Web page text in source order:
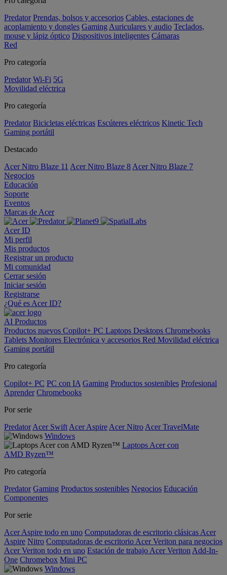
Predator Prendas, bolsos y accesorios Cables, estaciones de
acoplamiento y dongles Gaming Auriculares y audio Teclados,
mouse y lápiz óptico Dispositivos inteligentes Cámaras
Red
Pro categoría
Predator Wi-Fi 5G
Movilidad eléctrica
Pro categoría
Predator Bicicletas eléctricas Escúteres eléctricos Kinetic Tech
Gaming portátil
Destacado
Acer Nitro Blaze 11 Acer Nitro Blaze 8 Acer Nitro Blaze 7
Negocios
Educación
Soporte
Eventos
Marcas de Acer
Acer ID
Mi perfil
Mis productos
Registrar un producto
Mi comunidad
Cerrar sesión
Iniciar sesión
Registrarse
¿Qué es Acer ID?
AI Productos
Productos nuevos Copilot+ PC Laptops Desktops Chromebooks
Tablets Monitores Electrónica y accesorios Red Movilidad eléctrica
Gaming portátil
Pro categoría
Copilot+ PC PC con IA Gaming Productos sostenibles Profesional
Aprender Chromebooks
Por serie
Predator Acer Swift Acer Aspire Acer Nitro Acer TravelMate
Windows
Laptops Acer con
AMD Ryzen™
Pro categoría
Predator Gaming Productos sostenibles Negocios Educación
Componentes
Por serie
Acer Aspire todo en uno Computadoras de escritorio clásicas Acer
Aspire Nitro Computadoras de escritorio Acer Veriton para negocios
Acer Veriton todo en uno Estación de trabajo Acer Veriton Add-In-
One Chromebox Mini PC
Windows